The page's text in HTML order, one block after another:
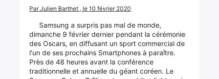
Par Julien Barthet , le 10 février 2020
Samsung a surpris pas mal de monde,
dimanche 9 février dernier pendant la cérémonie
des Oscars, en diffusant un sport commercial de
l'un de ses prochains Smartphones à paraître.
Près de 48 heures avant la conférence
traditionnelle et annuelle du géant coréen. Le